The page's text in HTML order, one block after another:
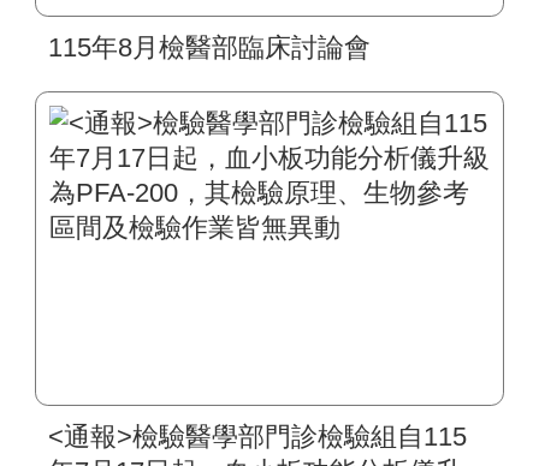
115年8月檢醫部臨床討論會
<通報>檢驗醫學部門診檢驗組自115